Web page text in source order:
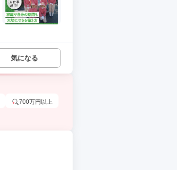
気になる
700万円以上